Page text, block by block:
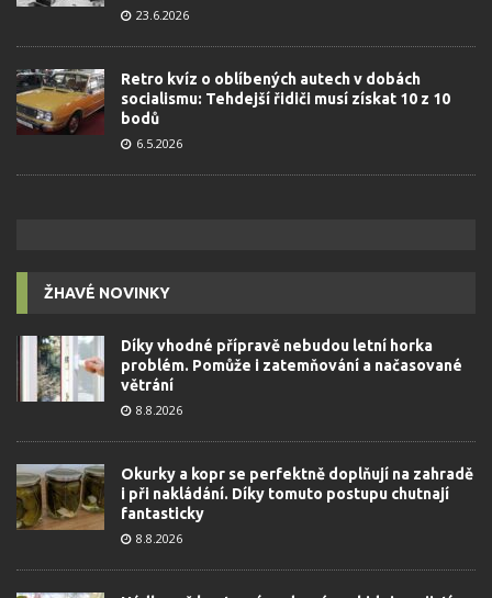
23.6.2026
Retro kvíz o oblíbených autech v dobách
socialismu: Tehdejší řidiči musí získat 10 z 10
bodů
6.5.2026
ŽHAVÉ NOVINKY
Díky vhodné přípravě nebudou letní horka
problém. Pomůže i zatemňování a načasované
větrání
8.8.2026
Okurky a kopr se perfektně doplňují na zahradě
i při nakládání. Díky tomuto postupu chutnají
fantasticky
8.8.2026